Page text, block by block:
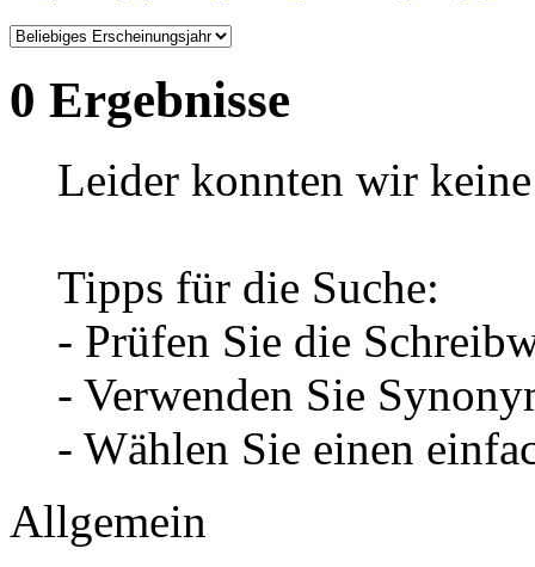
0 Ergebnisse
Leider konnten wir
Tipps für die Suche:
- Prüfen Sie die
- Verwenden Sie
- Wählen Sie einen
Allgemein